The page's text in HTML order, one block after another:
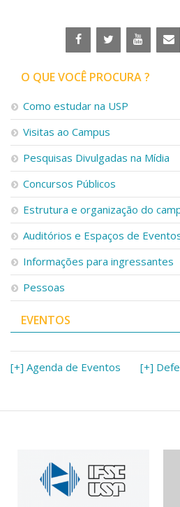
Linhas de Pesquisa
Centros, Núcleos e Projetos em
Iniciação Científica
Empresas Juniores
Extensão à Comunidade
Projetos, Programas e Cursos
Artes, Cultura e Esportes
Museus e Espaços Interativos
Serviços
Bibliotecas
Apoio ao Estudante
Segurança, Trânsito e
RH, Administrativo e Financeiro
Outros serviços
Comunicação
Assessorias e Mídias
Aplicativos e Sites
Jornal da USP
Agenda de Eventos
O QUE VOCÊ PROCURA ?
Como estudar na USP
Visitas ao Campus
Pesquisas Divulgadas na Mídia
Concursos Públicos
Estrutura e organização do
Auditórios e Espaços de
Informações para ingressantes
Pessoas
EVENTOS
[+] Agenda de Eventos [+]